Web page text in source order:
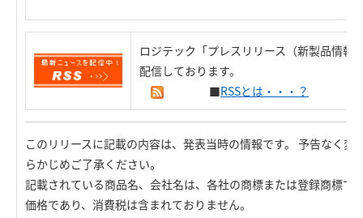
ロジテック「プレスリリース（新製品情報
配信しております。
■RSSとは・・・？
このリリースに記載の内容は、発表当時の情報です。 予告なく変
らかじめご了承ください。
記載されている商品名、会社名は、各社の商標または登録商標で
価格であり、消費税は含まれておりません。